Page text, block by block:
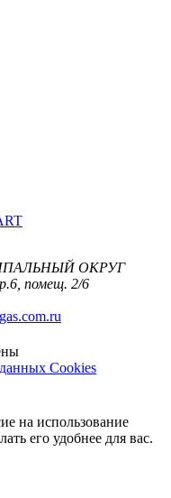
ОКРУГ
помещ. 2/6
Cookies
на использование
его удобнее для вас.